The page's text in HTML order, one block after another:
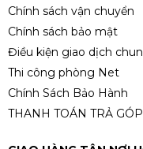
Chính sách vận chuyển
Chính sách bảo mật
Điều kiện giao dịch
Thi công phòng Net
Chính Sách Bảo Hành
THANH TOÁN TRẢ GÓP